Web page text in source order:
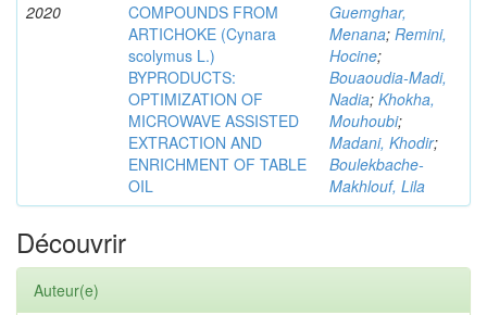
2020
COMPOUNDS FROM
ARTICHOKE (Cynara
scolymus L.)
BYPRODUCTS:
OPTIMIZATION OF
MICROWAVE ASSISTED
EXTRACTION AND
ENRICHMENT OF TABLE
OIL
Guemghar,
Menana; Remini,
Hocine;
Bouaoudia-Madi,
Nadia; Khokha,
Mouhoubi;
Madani, Khodir;
Boulekbache-
Makhlouf, Lila
Découvrir
Auteur(e)